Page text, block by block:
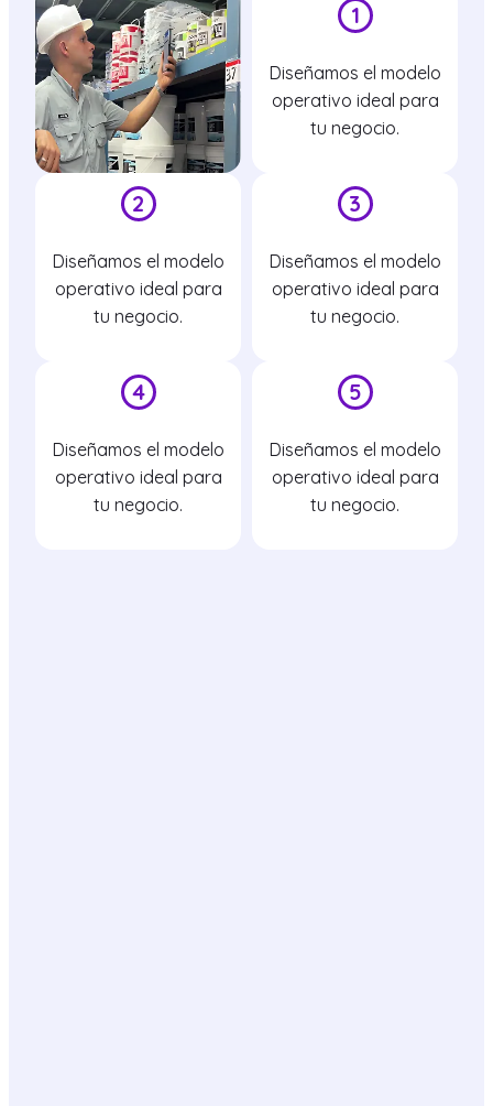
1
Diseñamos el modelo
operativo ideal para
tu negocio.
2
Diseñamos el modelo
operativo ideal para
tu negocio.
3
Diseñamos el modelo
operativo ideal para
tu negocio.
4
Diseñamos el modelo
operativo ideal para
tu negocio.
5
Diseñamos el modelo
operativo ideal para
tu negocio.